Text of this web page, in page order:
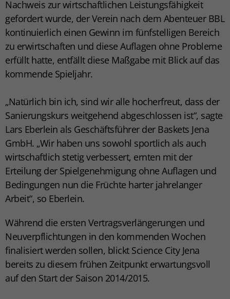
Nachweis zur wirtschaftlichen Leistungsfähigkeit
gefordert wurde, der Verein nach dem Abenteuer BBL
kontinuierlich einen Gewinn im fünfstelligen Bereich
zu erwirtschaften und diese Auflagen ohne Probleme
erfüllt hatte, entfällt diese Maßgabe mit Blick auf das
kommende Spieljahr.
„Natürlich bin ich, sind wir alle hocherfreut, dass der
Sanierungskurs weitgehend abgeschlossen ist“, sagte
Lars Eberlein als Geschäftsführer der Baskets Jena
GmbH. „Wir haben uns sowohl sportlich als auch
wirtschaftlich stetig verbessert, ernten mit der
Erteilung der Spielgenehmigung ohne Auflagen und
Bedingungen nun die Früchte harter jahrelanger
Arbeit“, so Eberlein.
Während die ersten Vertragsverlängerungen und
Neuverpflichtungen in den kommenden Wochen
finalisiert werden sollen, blickt Science City Jena
bereits zu diesem frühen Zeitpunkt erwartungsvoll
auf den Start der Saison 2014/2015.